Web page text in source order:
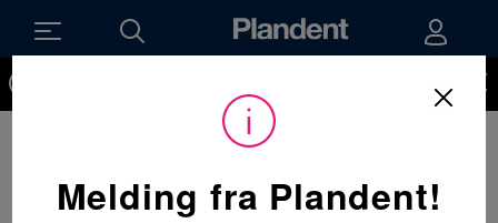
Melding fra Plandent!